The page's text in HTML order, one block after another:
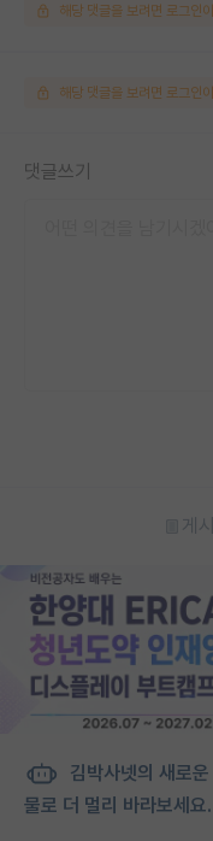
해당 댓글을 보려면 로그인
해당 댓글을 보려면 로그인
댓글쓰기
게
김박사넷의 새로
물로 더 멀리 바라보세요.